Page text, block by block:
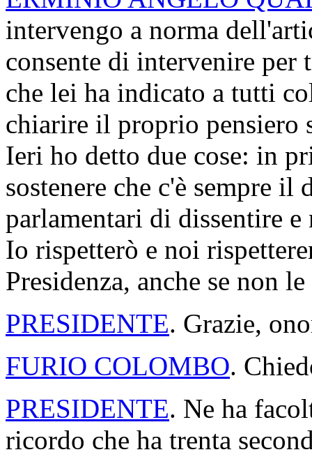
intervengo a norma
consente di intervenire per
che lei ha indicato a tutti
chiarire il proprio pensiero
Ieri ho detto due cose: in
sostenere che c'è sempre
parlamentari di dissentire
Io rispetterò e noi
Presidenza, anche se non
PRESIDENTE. Grazie,
FURIO COLOMBO.
PRESIDENTE. Ne ha
ricordo che ha trenta